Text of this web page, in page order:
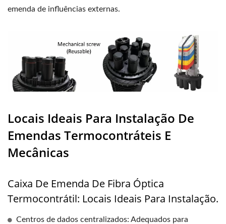
emenda de influências externas.
Locais Ideais Para Instalação De
Emendas Termocontráteis E
Mecânicas
Caixa De Emenda De Fibra Óptica
Termocontrátil: Locais Ideais Para Instalação.
Centros de dados centralizados: Adequados para